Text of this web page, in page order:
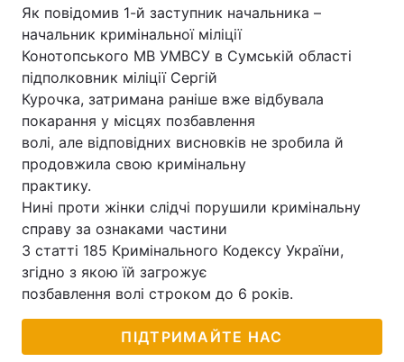
Як повідомив 1-й заступник начальника –
начальник кримінальної міліції
Конотопського МВ УМВСУ в Сумській області
підполковник міліції Сергій
Курочка, затримана раніше вже відбувала
покарання у місцях позбавлення
волі, але відповідних висновків не зробила й
продовжила свою кримінальну
практику.
Нині проти жінки слідчі порушили кримінальну
справу за ознаками частини
3 статті 185 Кримінального Кодексу України,
згідно з якою їй загрожує
позбавлення волі строком до 6 років.
ПІДТРИМАЙТЕ НАС